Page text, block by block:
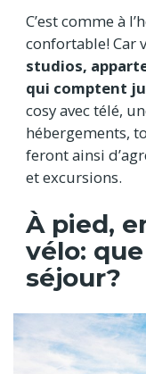
C’est comme à
confortable! Car
studios,
qui comptent
cosy avec télé,
hébergements,
feront ainsi
et excursions.
À pied,
vélo:
séjour?